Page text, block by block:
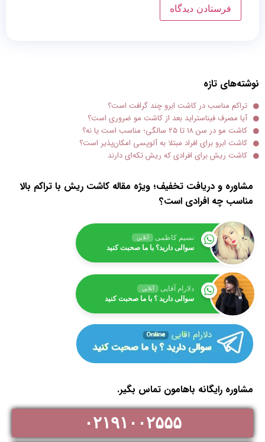
نوشته‌های تازه
تراکم مناسب در کاشت ابرو چند گرافت است؟
آیا مصرف فیناستراید بعد از کاشت مو ضروری است؟
کاشت مو در سن ۱۸ تا ۲۵ سالگی؛ مناسب است یا نه؟
کاشت ابرو برای افراد مبتلا به آلوپسی امکان‌پذیر است؟
کاشت ریش برای افرادی که ریش تکه‌ای دارند
مشاوره و دریافت تخفیف؛ ویژه مقاله کاشت ریش با تراکم بالا
مناسب چه افرادی است؟
نسیم کاظمی آنلاین
سوالی دارید؟ با ما صحبت کنید
دلارام آقایی آنلاین
سوالی دارید ؟ با ما صحبت کنید
مشاوره رایگانه باهامون تماس بگیر.
۰۲۱۹۱۰۰۲۵۵۵